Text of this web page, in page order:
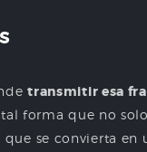
transmitir esa
forma que no
que se convierta en